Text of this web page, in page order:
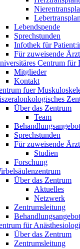
Lebendspende
Sprechstunden
Infothek für
Für zuweisende
Centrum für
Mitglieder
Kontakt
fuer
Über das Zentrum
Team
Behandlungsangebot
Sprechstunden
Für zuweisende
Studien
Forschung
Über das Zentrum
Aktuelles
Netzwerk
Zentrumsleitung
Behandlungsangebot
für
Über das Zentrum
Zentrumsleitung